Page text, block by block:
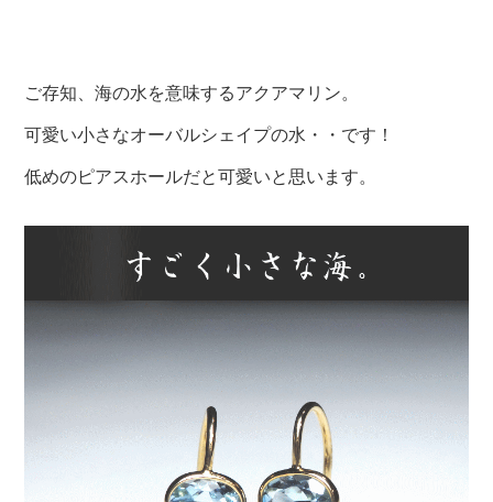
ご存知、海の水を意味するアクアマリン。
可愛い小さなオーバルシェイプの水・・です！
低めのピアスホールだと可愛いと思います。